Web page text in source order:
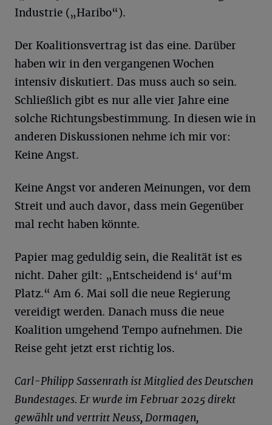
Industrie („Haribo“).
Der Koalitionsvertrag ist das eine. Darüber
haben wir in den vergangenen Wochen
intensiv diskutiert. Das muss auch so sein.
Schließlich gibt es nur alle vier Jahre eine
solche Richtungsbestimmung. In diesen wie in
anderen Diskussionen nehme ich mir vor:
Keine Angst.
Keine Angst vor anderen Meinungen, vor dem
Streit und auch davor, dass mein Gegenüber
mal recht haben könnte.
Papier mag geduldig sein, die Realität ist es
nicht. Daher gilt: „Entscheidend is‘ auf‘m
Platz.“ Am 6. Mai soll die neue Regierung
vereidigt werden. Danach muss die neue
Koalition umgehend Tempo aufnehmen. Die
Reise geht jetzt erst richtig los.
Carl-Philipp Sassenrath ist Mitglied des Deutschen
Bundestages. Er wurde im Februar 2025 direkt
gewählt und vertritt Neuss, Dormagen,